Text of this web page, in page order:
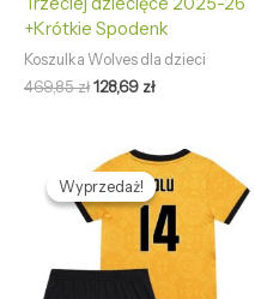
+Krótkie Spodenk
Koszulka Wolves dla dzieci
469,85zł128,69 zł
Wyprzedaż!
Wyprzedaż!
Pierwotna
cena
wynosiła:
469,85 zł.
Aktualna
cena
wynosi:
128,69 zł.